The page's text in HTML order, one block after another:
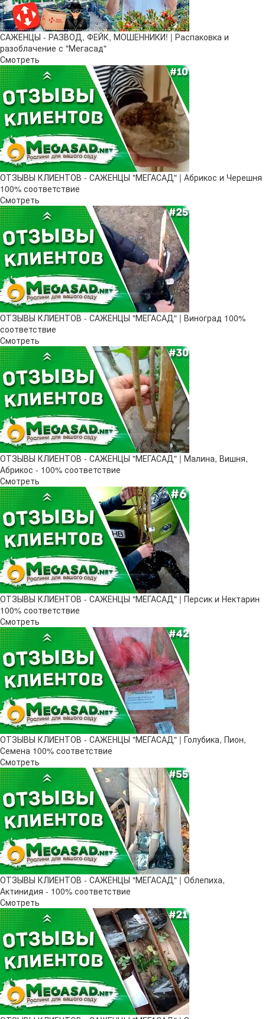
САЖЕНЦЫ - РАЗВОД, ФЕЙК, МОШЕННИКИ! | Распаковка и
разоблачение с "Мегасад"
Смотреть
ОТЗЫВЫ КЛИЕНТОВ - САЖЕНЦЫ "МЕГАСАД" | Абрикос и Черешня
100% соответствие
Смотреть
ОТЗЫВЫ КЛИЕНТОВ - САЖЕНЦЫ "МЕГАСАД" | Виноград 100%
соответствие
Смотреть
ОТЗЫВЫ КЛИЕНТОВ - САЖЕНЦЫ "МЕГАСАД" | Малина, Вишня,
Абрикос - 100% соответствие
Смотреть
ОТЗЫВЫ КЛИЕНТОВ - САЖЕНЦЫ "МЕГАСАД" | Персик и Нектарин
100% соответствие
Смотреть
ОТЗЫВЫ КЛИЕНТОВ - САЖЕНЦЫ "МЕГАСАД" | Голубика, Пион,
Семена 100% соответствие
Смотреть
ОТЗЫВЫ КЛИЕНТОВ - САЖЕНЦЫ "МЕГАСАД" | Облепиха,
Актинидия - 100% соответствие
Смотреть